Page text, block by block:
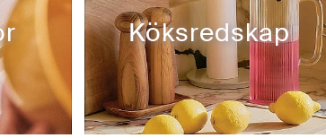
Köksredskap